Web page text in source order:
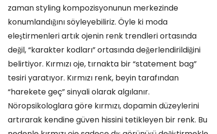
zaman styling kompozisyonunun merkezinde
konumlandığını söyleyebiliriz. Öyle ki moda
eleştirmenleri artık ojenin renk trendleri ortasında
değil, “karakter kodları” ortasında değerlendirildiğini
belirtiyor. Kırmızı oje, tırnakta bir “statement bag”
tesiri yaratıyor. Kırmızı renk, beyin tarafından
“harekete geç” sinyali olarak algılanır.
Nöropsikologlara göre kırmızı, dopamin düzeylerini
artırarak kendine güven hissini tetikleyen bir renk. Bu